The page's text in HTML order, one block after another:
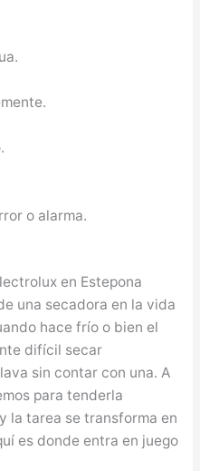
o alarma.
en Estepona
una secadora en la vida
hace frío o bien el
difícil secar
sin contar con una. A
para tenderla
la tarea se transforma en
es donde entra en juego